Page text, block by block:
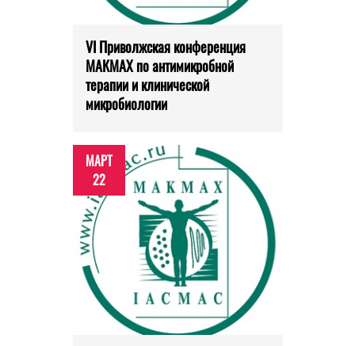
VI Приволжская конференция
МАКМАХ по антимикробной
терапии и клинической
микробиологии
МАРТ
22